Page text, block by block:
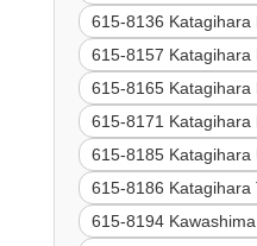
615-8136 Katagihara
615-8157 Katagihara
615-8165 Katagihara
615-8171 Katagihara
615-8185 Katagihara
615-8186 Katagihara
615-8194